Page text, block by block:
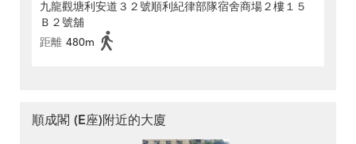
九龍觀塘利安道３２號順利紀律部隊宿舍商場２樓１５
Ｂ２號舖
距離 480m
順成閣 (E座)附近的大廈